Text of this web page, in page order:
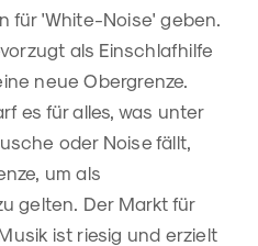
für 'White-Noise' geben.
als Einschlafhilfe
neue Obergrenze.
es für alles, was unter
oder Noise fällt,
um als
gelten. Der Markt für
ist riesig und erzielt